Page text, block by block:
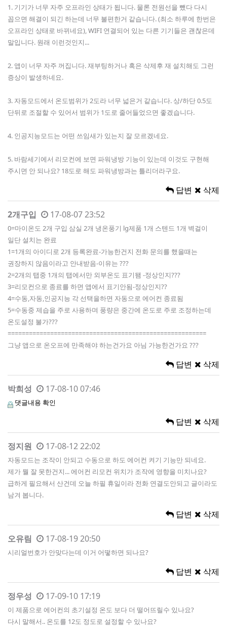
1. 기기가 너무 자주 오프라인 상태가 됩니다. 물론 전원선을 뺐다 다시
꼽으면 해결이 되긴 하는데 너무 불편한거 같습니다. (최소 하루에 한번은
오프라인 상태로 바뀌네요), WIFI 연결되어 있는 다른 기기들은 괜찮은데
말입니다. 원래 이런것인지...
2. 앱이 너무 자주 꺼집니다. 재부팅하거나 혹은 삭제후 재 설치해도 그런
증상이 발생하네요.
3. 자동모드에서 온도범위가 2도라 너무 넓은거 같습니다. 상/하단 0.5도
단뒤로 조절할 수 있어서 범위가 1도로 줄어들었으면 좋겠습니다.
4. 인공지능모드는 어떤 쓰임새가 있는지 잘 모르겠네요.
5. 바람세기에서 리모컨에 보면 파워냉방 기능이 있는데 이것도 구현해
주시면 안 되나요? 18도로 해도 파워냉방과는 틀리더라구요.
답변 삭제
2개구입 17-08-07 23:52
0=마이온도 2개 구입 삼실 2개 냉온풍기 lg제품 1개 스텐드 1개 벽걸이
일단 설치는 완료
1=1개의 아이디로 2개 등록완료-가능한건지 전화 문의를 했을때는
권장하지 않음이라고 안내받음-이유는 ???
2=2개의 탭중 1개의 탭에서만 외부온도 표기됌 -정상인지???
3=리모컨으로 종료를 하면 앱에서 표기안됨-정상인지??
4=수동,자동,인공지능 각 선택을하면 자동으로 에어컨 종료됨
5=수동중 제습을 주로 사용하며 풍량은 중간에 온도로 주로 조정하는데
온도설정 불가???
========================================================
그냥 앱으로 온오프에 만족해야 하는건가요 아님 가능한건가요 ???
답변 삭제
박희성 17-08-10 07:46
댓글내용 확인
답변 삭제
정지원 17-08-12 22:02
자동모드는 조작이 안되고 수동으로 하도 에어컨 켜기 기능만 되네요.
제가 뭘 잘 못한건지... 에어컨 리모컨 위치가 조작에 영향을 미치나요?
급하게 필요해서 산건데 오늘 하필 휴일이라 전화 연결도안되고 글이라도
남겨 봅니다.
답변 삭제
오유림 17-08-19 20:50
시리얼번호가 안맞다는데 이거 어떻하면 되나요?
답변 삭제
정우성 17-09-10 17:19
이 제품으로 에어컨의 초기설정 온도 보다 더 떨어뜨릴수 있나요?
다시 말해서.. 온도를 12도 정도로 설정할 수 있나요?